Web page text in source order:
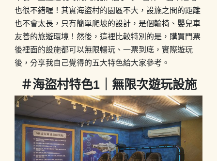
也很不錯喔！其實海盜村的園區不大，設施之間的距離
也不會太長，只有簡單爬坡的設計，是個輪椅、嬰兒車
友善的旅遊環境！然後，這裡比較特別的是，購買門票
後裡面的設施都可以無限暢玩、一票到底，實際遊玩
後，分享我自己覺得的五大特色給大家參考。
＃海盜村特色1｜無限次遊玩設施